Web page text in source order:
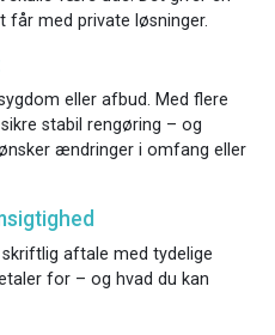
med private løsninger.
eller afbud. Med flere
stabil rengøring – og
ændringer i omfang eller
aftale med tydelige
for – og hvad du kan